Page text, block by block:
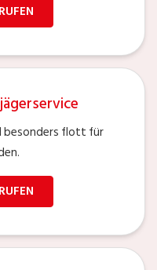
besonders flott für